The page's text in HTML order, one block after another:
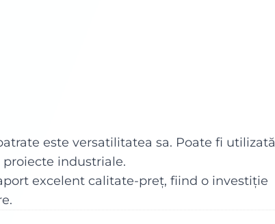
este versatilitatea sa. Poate fi utilizată
industriale.
excelent calitate-preț, fiind o investiție